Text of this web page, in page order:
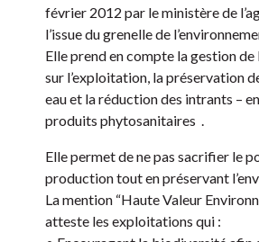
février 2012 par le ministère de
l’issue du grenelle de
Elle prend en compte la gestion
sur l’exploitation, la préservation
eau et la réduction des intrants –
produits phytosanitaires .
Elle permet de ne pas sacrifier le
production tout en préservant
La mention “Haute Valeur
atteste les exploitations qui :